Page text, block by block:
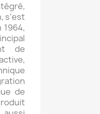
s’est
1964,
de
de